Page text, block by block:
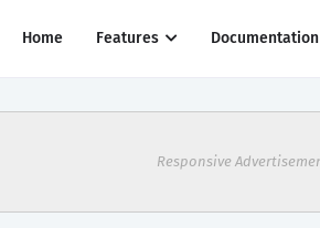
Home Features Documentation
Responsive